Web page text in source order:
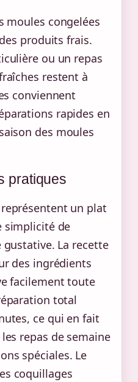
moules congelées
produits frais.
ou un repas
restent à
conviennent
rapides en
des moules
pratiques
un plat
simplicité de
La recette
des ingrédients
facilement toute
total
ce qui en fait
repas de semaine
spéciales. Le
coquillages